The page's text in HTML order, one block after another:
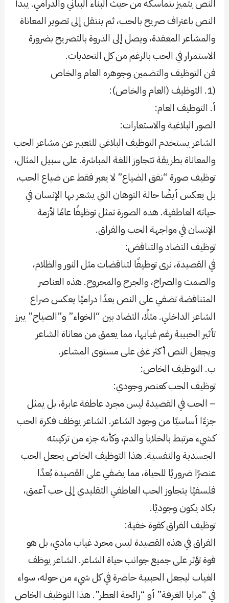
النص يتميز بتماسكه من حيث البناء البياني والدرامي. يبدأ
النص باعتراف صريح بالحب، ثم ينتقل إلى تصوير المعاناة
والمشاعر المعقدة، ويصل إلى الذروة بالتصريح بضرورة
الاستمرار في الحب بالرغم من كل التحديات.
فن التوظيف والتضمين وجوهره العام والخاص
(1. التوظيف (العام والخاص):
أ. التوظيف العام:
الصور البلاغية والاستعارات:
الشاعر يستخدم التوظيف البلاغي للتعبير عن مشاعر الحب
والمعاناة بطريقة تتجاوز اللغة المباشرة. على سبيل المثال،
توظيف صورة “نفق الضياع” لا يعبر فقط عن ضياع الحب،
بل يعكس أيضًا حالة التوهان التي يشعر بها الإنسان في
حياته العاطفية. هذه الصورة تمثل توظيفًا عامًا لأزمة
الإنسان في مواجهة الحب والفراق.
توظيف التضاد والتناقض:
في القصيدة، نرى توظيفًا لتناقضات مثل النور والظلام،
والصمت والصراخ، والجرح والمجروح. هذه العناصر
المتناقضة تضفي على النص بعدًا دراميًا يعكس صراع
الشاعر الداخلي. مثلًا، التضاد بين “الخواء” و”الصياح” يبرز
تأثير الحبيبة رغم غيابها، مما يعمق من معاناة الشاعر
ويجعل النص أكثر غنى على مستوى المشاعر.
ب. التوظيف الخاص:
توظيف الحب كعنصر وجودي:
– الحب في القصيدة ليس مجرد عاطفة عابرة، بل يمثل
جزءًا أساسيًا من وجود الشاعر. الشاعر يوظف فكرة الحب
كشيء مرتبط بالخلايا والدم، وكأنه جزء من تركيبته
الجسدية والنفسية. هذا التوظيف الخاص يجعل الحب
عنصرًا ضروريًا للحياة، مما يضفي على القصيدة بُعدًا
فلسفيًا يتجاوز الحب العاطفي التقليدي إلى حب أعمق،
يكاد يكون وجوديًا.
توظيف الفراق كقوة خفية:
الفراق في هذه القصيدة ليس مجرد غياب مادي، بل هو
قوة تؤثر على جميع جوانب حياة الشاعر. الشاعر يوظف
الغياب ليجعل الحبيبة حاضرة في كل شيء من حوله، سواء
في “مرايا الغرفة” أو “رائحة العطر”. هذا التوظيف الخاص